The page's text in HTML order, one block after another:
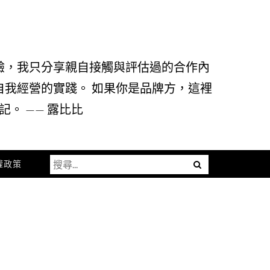
我只分享親自接觸與評估過的合作內
經營的實踐。 如果你是品牌方，這裡
。 —— 露比比
政策 Menu
搜
尋